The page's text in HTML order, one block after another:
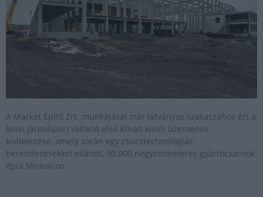
A Market Építő Zrt. munkájával már látványos szakaszához ért a
kínai járműipari vállalat első Kínán kívüli üzemének
kivitelezése, amely során egy csúcstechnológiás
berendezésekkel ellátott, 30.000 négyzetméteres gyártócsarnok
épül Miskolcon.